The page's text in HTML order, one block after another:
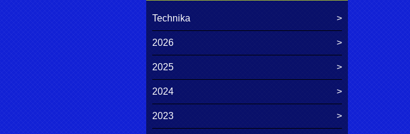
Technika
2026
2025
2024
2023